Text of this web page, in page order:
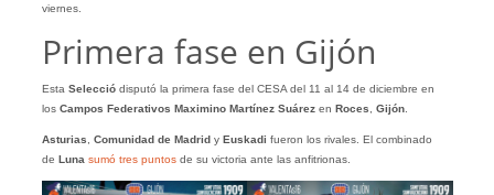
viernes.
Primera fase en Gijón
Esta Selecciódisputó la primera fase del CESA del 11 al 14 de diciembre en
los Campos Federativos Maximino Martínez Suárez en Roces Gijón.
Asturias Comunidad de Madridy Euskadi fueron los rivales. El combinado
de Luna sumó tres puntos de su victoria ante las anfitrionas.